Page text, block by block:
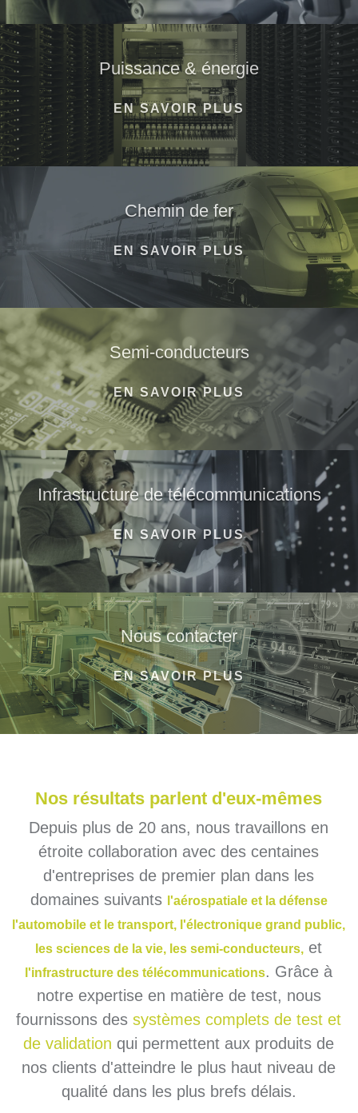
Puissance & énergie
EN SAVOIR PLUS
Chemin de fer
EN SAVOIR PLUS
Semi-conducteurs
EN SAVOIR PLUS
Infrastructure de télécommunications
EN SAVOIR PLUS
Nous contacter
EN SAVOIR PLUS
Nos résultats parlent d'eux-mêmes
Depuis plus de 20 ans, nous travaillons en
étroite collaboration avec des centaines
d'entreprises de premier plan dans les
domaines suivants l'aérospatiale et la défense
l'automobile et le transport, l'électronique grand public,
les sciences de la vie, les semi-conducteurs, et
l'infrastructure des télécommunications. Grâce à
notre expertise en matière de test, nous
fournissons dessystèmes complets de test et
de validation qui permettent aux produits de
nos clients d'atteindre le plus haut niveau de
qualité dans les plus brefs délais.